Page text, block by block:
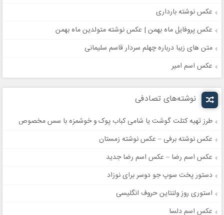
عکس نوشته بارداری
عکس پروفایل ماه بهمن | عکس نوشته متولدین ماه بهمن
متن های زیبا درباره چهلم سردار قاسم سلیمانی
عکس اسم امیر
نوشته‌های تصادفی
طرز تهیه کتلت گوشت یا شامی کباب پوک و خوشمزه با سس مخصوص
عکس نوشته برفی – عکس نوشته زمستان
عکس اسم رضا – عکس اسم رضا جدید
دستور پخت سوپ جو دوسر برای نوزاد
استوری روز ولنتاین حروف انگلیسی
عکس اسم دلسا